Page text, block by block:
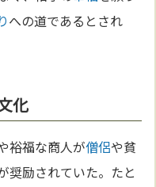
への道であるとされ
化
裕福な商人が僧侶や貧
奨励されていた。たと